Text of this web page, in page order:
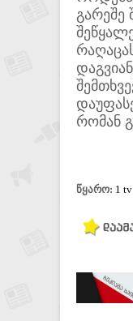
გარეშე
რომან
წყარო: 1 tv